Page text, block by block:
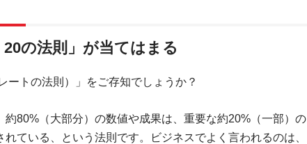
の法則」が当てはまる
ートの法則）」をご存知でしょうか？
約80%（大部分）の数値や成果は、重要な約20%（一部）の
ている、という法則です。ビジネスでよく言われるのは、